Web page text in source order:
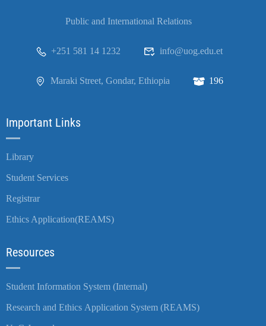
Public and International Relations
+251 581 14 1232 info@uog.edu.et
Maraki Street, Gondar, Ethiopia 196
Important Links
Library
Student Services
Registrar
Ethics Application(REAMS)
Resources
Student Information System (Internal)
Research and Ethics Application System (REAMS)